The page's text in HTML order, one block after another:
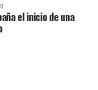
el inicio de una